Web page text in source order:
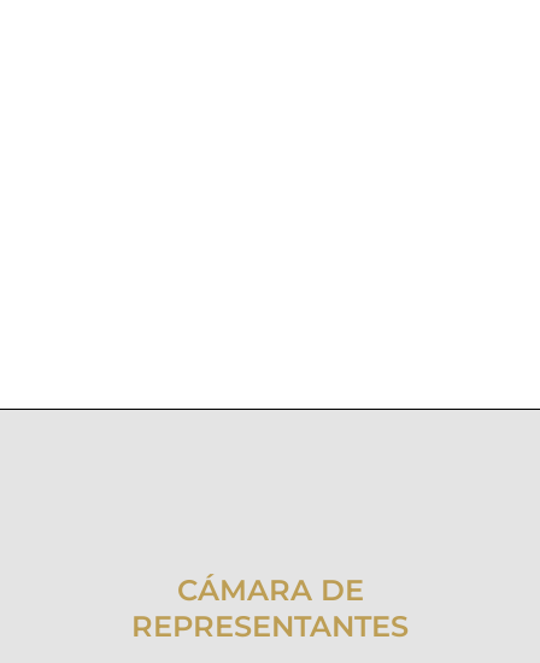
CÁMARA DE
REPRESENTANTES